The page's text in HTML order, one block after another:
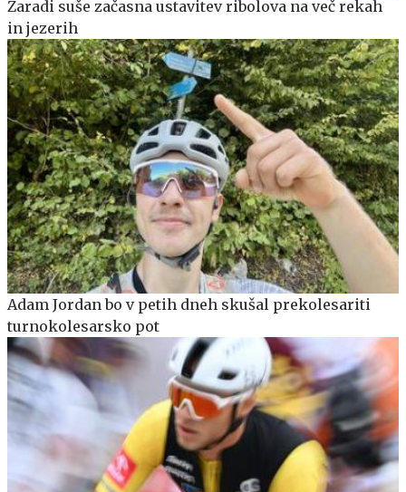
Zaradi suše začasna ustavitev ribolova na več rekah
in jezerih
Adam Jordan bo v petih dneh skušal prekolesariti
turnokolesarsko pot